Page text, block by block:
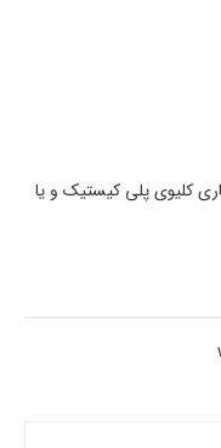
کلیوی پلی کیستیک و یا